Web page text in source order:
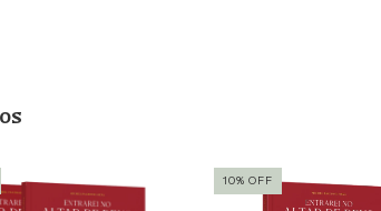
10% OFF